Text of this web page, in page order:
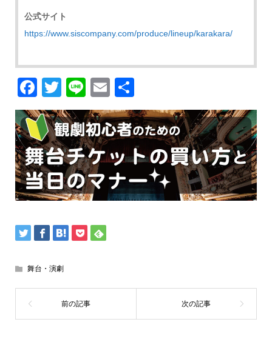
公式サイト
https://www.siscompany.com/produce/lineup/karakara/
Facebook
Twitter
LineEmail
有
舞台・演劇